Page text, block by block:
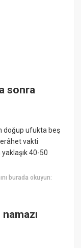
sonra
doğup ufukta beş
vakti
40-50
burada okuyun: